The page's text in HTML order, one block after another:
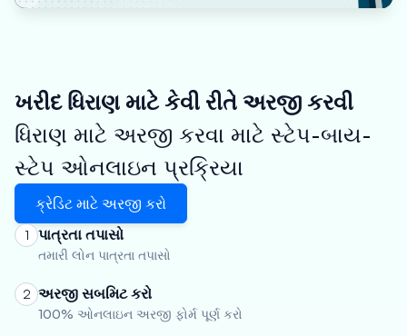
ખરીદ ધિરાણ માટે કેવી રીતે અરજી કરવી
ધિરાણ માટે અરજી કરવા માટે સ્ટેપ-બાય-
સ્ટેપ ઓનલાઇન પ્રક્રિયા
ક્રેડિટ માટે અરજી કરો
1 પાત્રતા તપાસો
તમારી લોન પાત્રતા તપાસો
2 અરજી સબમિટ કરો
100% ઓનલાઇન અરજી ફોર્મ પૂર્ણ કરો